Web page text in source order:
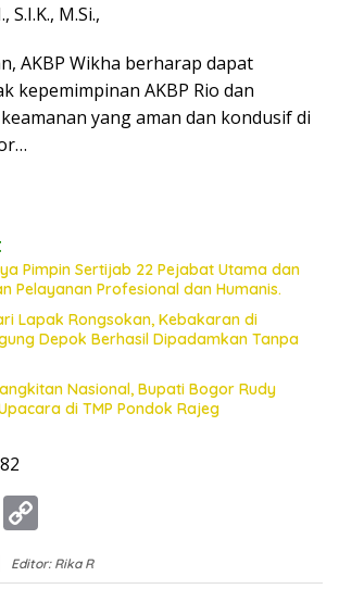
S.I.K., M.Si.,
AKBP Wikha berharap dapat
kepemimpinan AKBP Rio dan
yang aman dan kondusif di
Pimpin Sertijab 22 Pejabat Utama dan
Pelayanan Profesional dan Humanis.
Lapak Rongsokan, Kebakaran di
Depok Berhasil Dipadamkan Tanpa
Nasional, Bupati Bogor Rudy
di TMP Pondok Rajeg
W
h o
Editor: Rika R